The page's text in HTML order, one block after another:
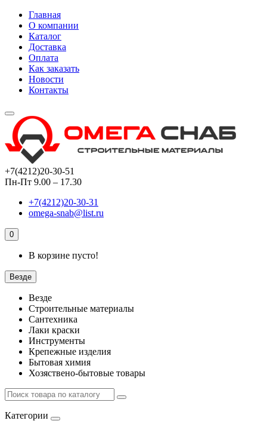
Главная
О компании
Каталог
Доставка
Оплата
Как заказать
Новости
Контакты
+7(4212)20-30-51
Пн-Пт 9.00 – 17.30
+7(4212)20-30-31
omega-snab@list.ru
0
В корзине пусто!
Везде
Везде
Строительные материалы
Сантехника
Лаки краски
Инструменты
Крепежные изделия
Бытовая химия
Хозяствено-бытовые товары
Категории